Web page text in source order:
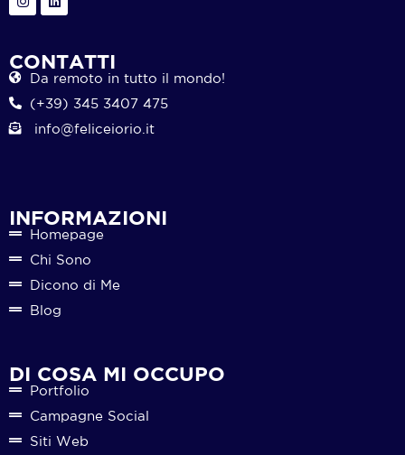
CONTATTI
Da remoto in tutto il mondo!
(+39) 345 3407 475
info@feliceiorio.it
INFORMAZIONI
Homepage
Chi Sono
Dicono di Me
Blog
DI COSA MI OCCUPO
Portfolio
Campagne Social
Siti Web